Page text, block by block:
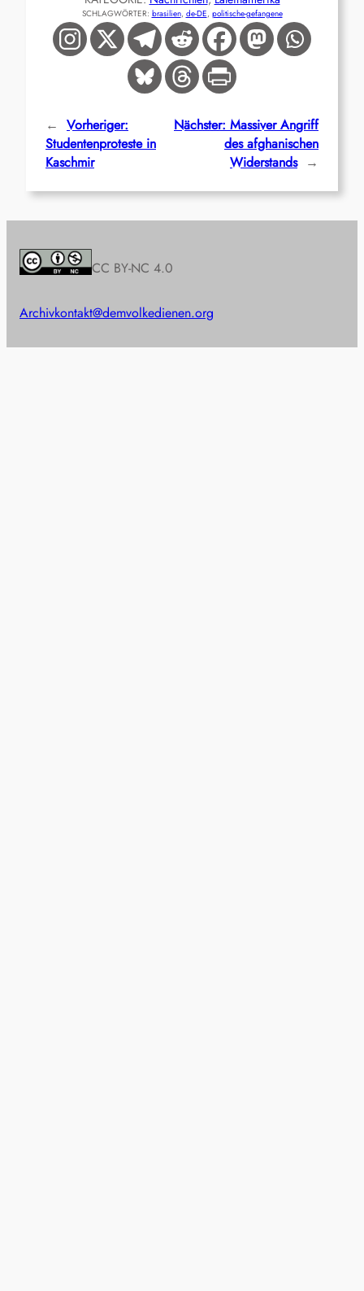
SCHLAGWÖRTER: brasilien, de-DE, politische-gefangene
← Vorheriger:
Studentenproteste in
Kaschmir
Nächster: Massiver Angriff
des afghanischen
Widerstands →
CC BY-NC 4.0
Archivkontakt@demvolkedienen.org